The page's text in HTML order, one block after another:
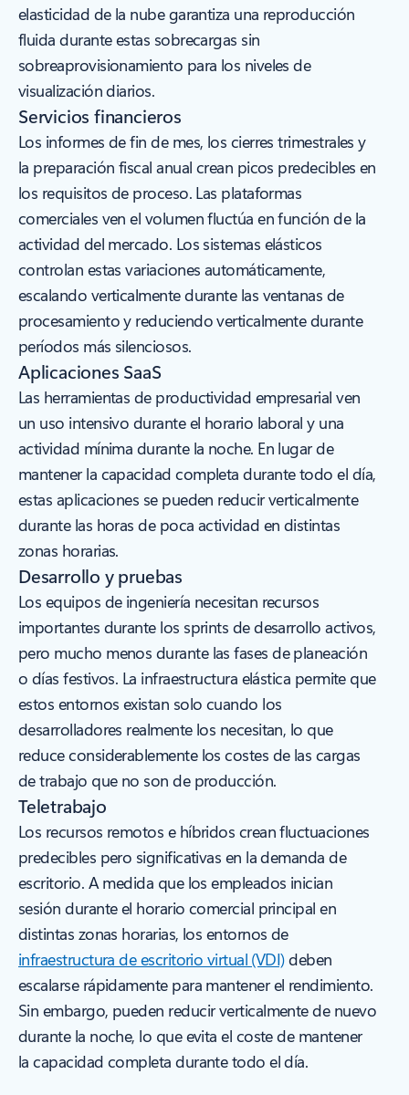
elasticidad de la nube garantiza una reproducción
fluida durante estas sobrecargas sin
sobreaprovisionamiento para los niveles de
visualización diarios.
Servicios financieros
Los informes de fin de mes, los cierres trimestrales y
la preparación fiscal anual crean picos predecibles en
los requisitos de proceso. Las plataformas
comerciales ven el volumen fluctúa en función de la
actividad del mercado. Los sistemas elásticos
controlan estas variaciones automáticamente,
escalando verticalmente durante las ventanas de
procesamiento y reduciendo verticalmente durante
períodos más silenciosos.
Aplicaciones SaaS
Las herramientas de productividad empresarial ven
un uso intensivo durante el horario laboral y una
actividad mínima durante la noche. En lugar de
mantener la capacidad completa durante todo el día,
estas aplicaciones se pueden reducir verticalmente
durante las horas de poca actividad en distintas
zonas horarias.
Desarrollo y pruebas
Los equipos de ingeniería necesitan recursos
importantes durante los sprints de desarrollo activos,
pero mucho menos durante las fases de planeación
o días festivos. La infraestructura elástica permite que
estos entornos existan solo cuando los
desarrolladores realmente los necesitan, lo que
reduce considerablemente los costes de las cargas
de trabajo que no son de producción.
Teletrabajo
Los recursos remotos e híbridos crean fluctuaciones
predecibles pero significativas en la demanda de
escritorio. A medida que los empleados inician
sesión durante el horario comercial principal en
distintas zonas horarias, los entornos de
infraestructura de escritorio virtual (VDI)deben
escalarse rápidamente para mantener el rendimiento.
Sin embargo, pueden reducir verticalmente de nuevo
durante la noche, lo que evita el coste de mantener
la capacidad completa durante todo el día.